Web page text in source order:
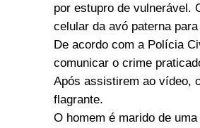
por estupro de vulnerável.
celular da avó paterna
De acordo com a Polícia
comunicar o crime
Após assistirem ao vídeo,
flagrante.
O homem é marido de